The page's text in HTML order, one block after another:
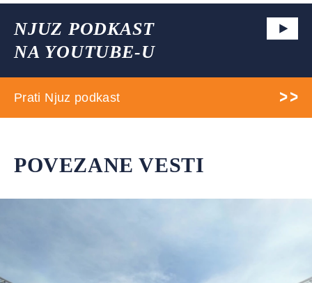
NJUZ PODKAST
NA YOUTUBE-U
Prati Njuz podkast
POVEZANE VESTI